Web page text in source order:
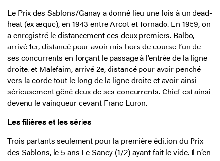
Le Prix des Sablons/Ganay a donné lieu une fois à un dead-
heat (ex æquo), en 1943 entre Arcot et Tornado. En 1959, on
a enregistré le distancement des deux premiers. Balbo,
arrivé 1er, distancé pour avoir mis hors de course l’un de
ses concurrents en forçant le passage à l’entrée de la ligne
droite, et Malefaim, arrivé 2e, distancé pour avoir penché
vers la corde tout le long de la ligne droite et avoir ainsi
sérieusement gêné deux de ses concurrents. Chief est ainsi
devenu le vainqueur devant Franc Luron.
Les filières et les séries
Trois partants seulement pour la première édition du Prix
des Sablons, le 5 ans Le Sancy (1/2) ayant fait le vide. Il n’en